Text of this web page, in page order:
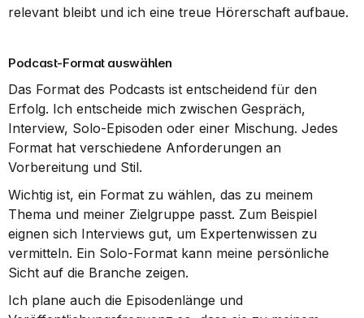
relevant bleibt und ich eine treue Hörerschaft aufbaue.
Podcast-Format auswählen
Das Format des Podcasts ist entscheidend für den
Erfolg. Ich entscheide mich zwischen Gespräch,
Interview, Solo-Episoden oder einer Mischung. Jedes
Format hat verschiedene Anforderungen an
Vorbereitung und Stil.
Wichtig ist, ein Format zu wählen, das zu meinem
Thema und meiner Zielgruppe passt. Zum Beispiel
eignen sich Interviews gut, um Expertenwissen zu
vermitteln. Ein Solo-Format kann meine persönliche
Sicht auf die Branche zeigen.
Ich plane auch die Episodenlänge und